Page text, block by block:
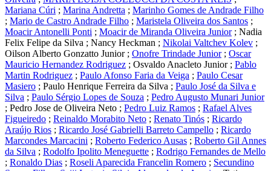
Mariana Cúri ; Marina Andretta ; Marinho Gomes de Andrade Filho
; Mario de Castro Andrade Filho ; Maristela Oliveira dos Santos ;
Moacir Antonelli Ponti ; Moacir de Miranda Oliveira Junior; Nadia
Felix Felipe da Silva ; Nancy Heckman ; Nikolai Valtchev Kolev ;
Oilson Alberto Gonzatto Junior ; Onofre Trindade Junior; Oscar
Mauricio Hernandez Rodriguez ; Osvaldo Anacleto Junior ; Pablo
Martin Rodriguez ; Paulo Afonso Faria da Veiga ; Paulo Cesar
Masiero ; Paulo Henrique Ferreira da Silva ; Paulo José da Silva e
Silva ; Paulo Sérgio Lopes de Souza ; Pedro Augusto Munari Junior
; Pedro Jose de Oliveira Neto ; Pedro Luiz Ramos ; Rafael Alves
Figueiredo ; Reinaldo Morabito Neto ; Renato Tinós ; Ricardo
Araújo Rios ; Ricardo José Gabrielli Barreto Campello ; Ricardo
Marcondes Marcacini ; Roberto Federico Ausas ; Roberto Gil Annes
da Silva ; Rodolfo Ipolito Meneguette ; Rodrigo Fernandes de Mello
; Ronaldo Dias ; Roseli Aparecida Francelin Romero ; Secundino